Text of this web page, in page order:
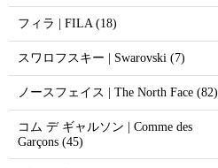
フィラ | FILA (18)
スワロフスキー | Swarovski (7)
ノースフェイス | The North Face (82)
コム デ ギャルソン | Comme des
Garçons (45)